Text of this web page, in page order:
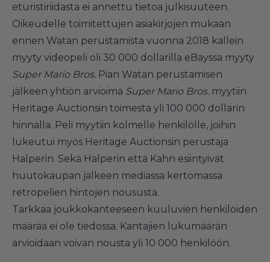
eturistiriidasta ei annettu tietoa julkisuuteen.
Oikeudelle toimitettujen asiakirjojen mukaan
ennen Watan perustamista vuonna 2018 kallein
myyty videopeli oli 30 000 dollarilla eBayssa myyty
Super Mario Bros. Pian Watan perustamisen
jälkeen yhtiön arvioima Super Mario Bros. myytiin
Heritage Auctionsin toimesta yli 100 000 dollarin
hinnalla. Peli myytiin kolmelle henkilölle, joihin
lukeutui myös Heritage Auctionsin perustaja
Halperin. Sekä Halperin että Kahn esiintyivät
huutokaupan jälkeen mediassa kertomassa
retropelien hintojen noususta.
Tarkkaa joukkokanteeseen kuuluvien henkilöiden
määrää ei ole tiedossa. Kantajien lukumäärän
arvioidaan voivan nousta yli 10 000 henkilöön.